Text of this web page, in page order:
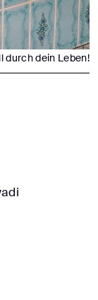
durch dein Leben!